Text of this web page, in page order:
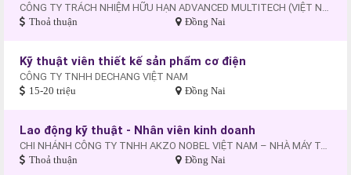
CÔNG TY TRÁCH NHIỆM HỮU HẠN ADVANCED MULTITECH (VIỆT NAM)
Thoả thuận Đồng Nai
Kỹ thuật viên thiết kế sản phẩm cơ điện
CÔNG TY TNHH DECHANG VIỆT NAM
15-20 triệu Đồng Nai
Lao động kỹ thuật - Nhân viên kinh doanh
CHI NHÁNH CÔNG TY TNHH AKZO NOBEL VIỆT NAM – NHÀ MÁY TẠI KCN AMATA
Thoả thuận Đồng Nai